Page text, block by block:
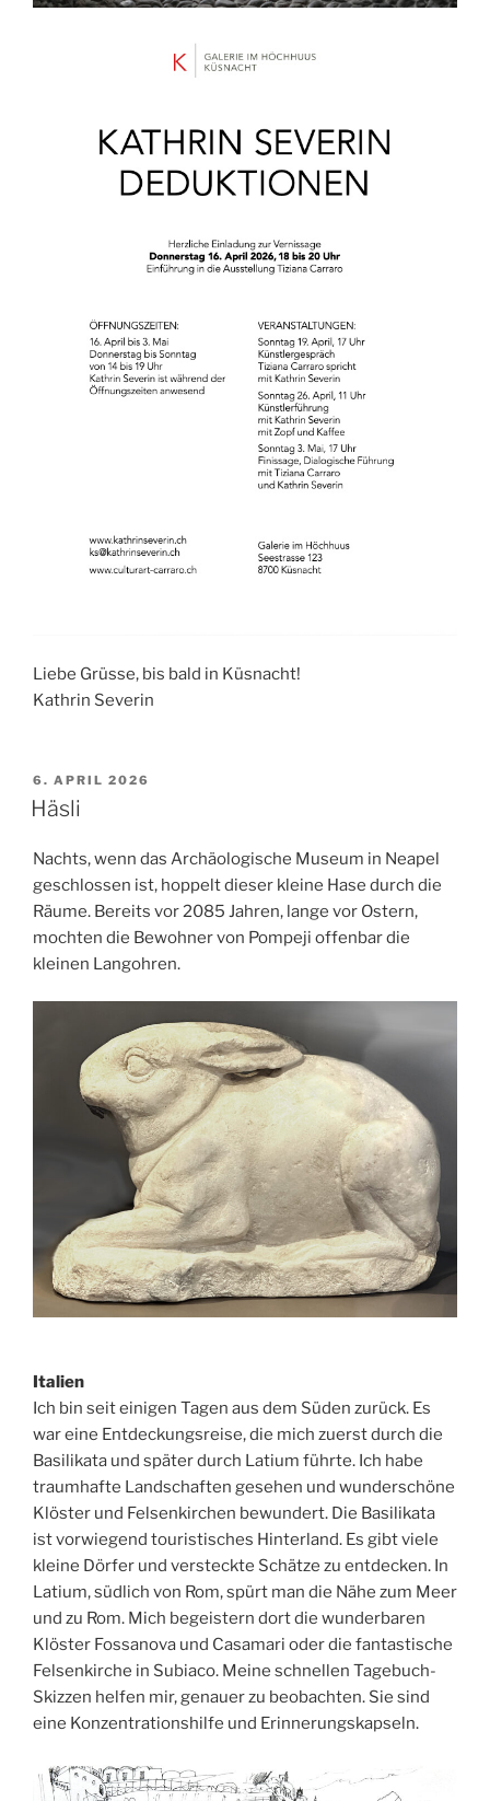
Liebe Grüsse, bis bald in Küsnacht!
Kathrin Severin
VERÖFFENTLICHT
AM
6. APRIL 2026
Häsli
Nachts, wenn das Archäologische Museum in Neapel
geschlossen ist, hoppelt dieser kleine Hase durch die
Räume. Bereits vor 2085 Jahren, lange vor Ostern,
mochten die Bewohner von Pompeji offenbar die
kleinen Langohren.
Italien
Ich bin seit einigen Tagen aus dem Süden zurück. Es
war eine Entdeckungsreise, die mich zuerst durch die
Basilikata und später durch Latium führte. Ich habe
traumhafte Landschaften gesehen und wunderschöne
Klöster und Felsenkirchen bewundert. Die Basilikata
ist vorwiegend touristisches Hinterland. Es gibt viele
kleine Dörfer und versteckte Schätze zu entdecken. In
Latium, südlich von Rom, spürt man die Nähe zum Meer
und zu Rom. Mich begeistern dort die wunderbaren
Klöster Fossanova und Casamari oder die fantastische
Felsenkirche in Subiaco. Meine schnellen Tagebuch-
Skizzen helfen mir, genauer zu beobachten. Sie sind
eine Konzentrationshilfe und Erinnerungskapseln.